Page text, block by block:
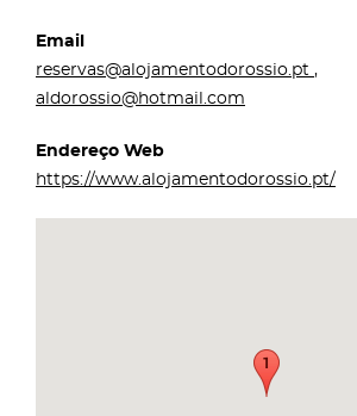
Email
reservas@alojamentodorossio.pt ,
aldorossio@hotmail.com
Endereço Web
https://www.alojamentodorossio.pt/